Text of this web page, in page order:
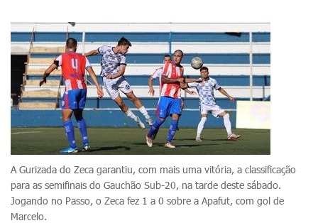
A Gurizada do Zeca garantiu, com mais uma vitória, a classificação
para as semifinais do Gauchão Sub-20, na tarde deste sábado.
Jogando no Passo, o Zeca fez 1 a 0 sobre a Apafut, com gol de
Marcelo.